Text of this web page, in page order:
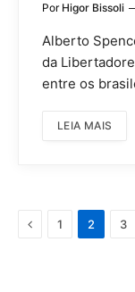
Por Higor Bissoli
Alberto
da
entre os
LEIA MAIS
Anterior
1 2 3